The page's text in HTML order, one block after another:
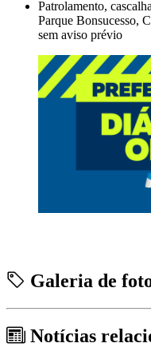
Patrolamento,
Parque Bonsucesso,
sem aviso prévio
Galeria de
Notícias